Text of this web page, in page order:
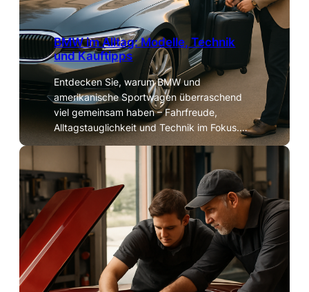
BMW im Alltag: Modelle, Technik
und Kauftipps
Entdecken Sie, warum BMW und
amerikanische Sportwagen überraschend
viel gemeinsam haben – Fahrfreude,
Alltagstauglichkeit und Technik im Fokus.…